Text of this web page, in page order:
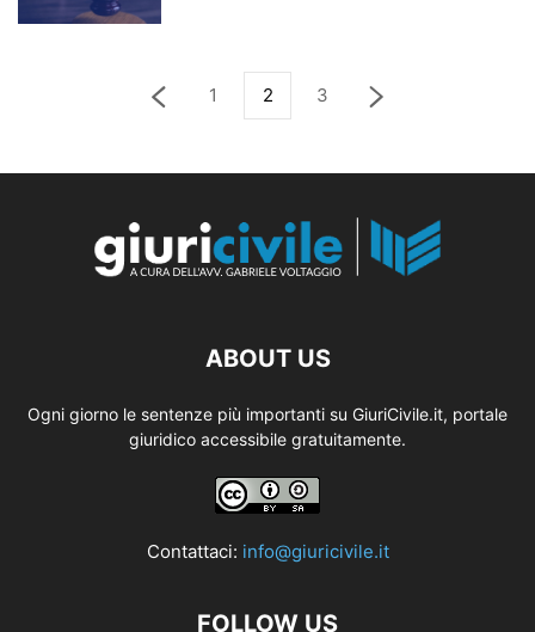
1 2 3
ABOUT US
Ogni giorno le sentenze più importanti su GiuriCivile.it, portale
giuridico accessibile gratuitamente.
Contattaci: info@giuricivile.it
FOLLOW US